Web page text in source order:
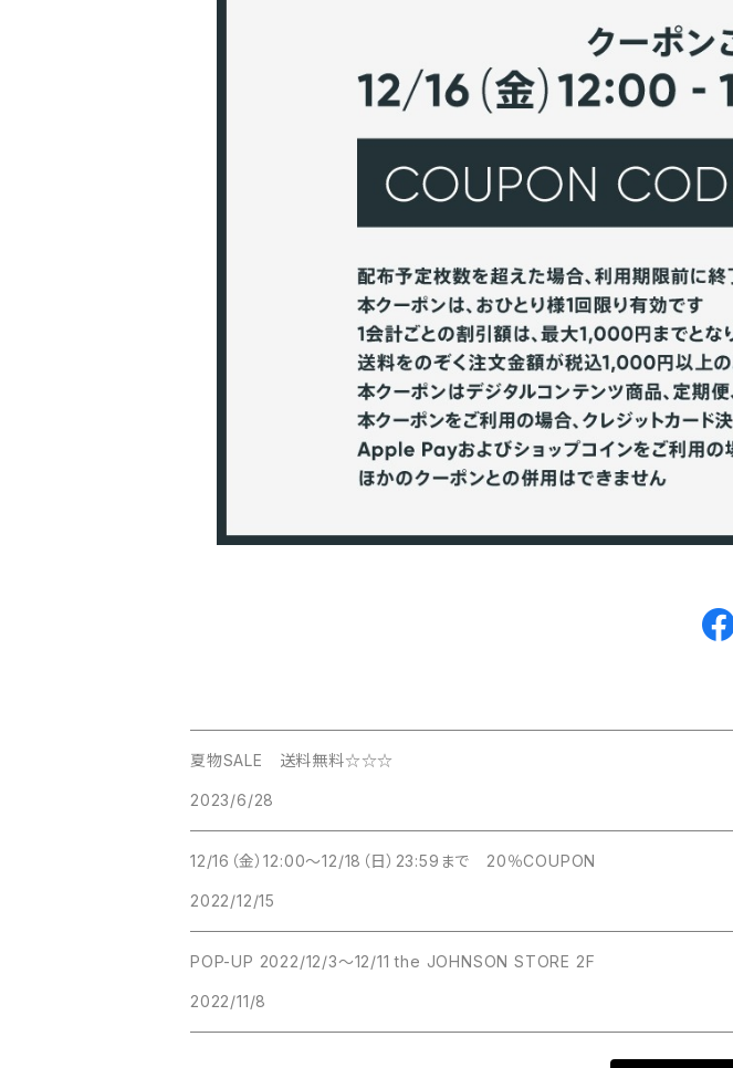
夏物SALE 送料無料☆☆☆
2023/6/28
12/16（金）12:00～12/18（日）23:59まで 20％COUPON
2022/12/15
POP-UP 2022/12/3～12/11 the JOHNSON STORE 2F
2022/11/8